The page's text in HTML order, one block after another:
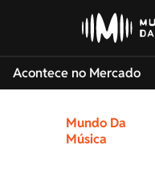
Acontece no Mercado
Mundo Da
Música